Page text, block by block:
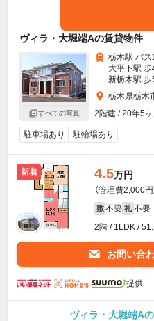
ヴィラ・大堀端Aの賃貸物件
すべての写真
栃木駅 バス
大平下駅 歩
新栃木駅 歩
栃木県栃木
2階建 / 20年5
駐車場あり 駐輪場あり
新着 4.5万円
（管理費2,000円
敷 不要 礼 不要
2階 / 1LDK /
お問い合
提供
ヴィラ・大堀端A